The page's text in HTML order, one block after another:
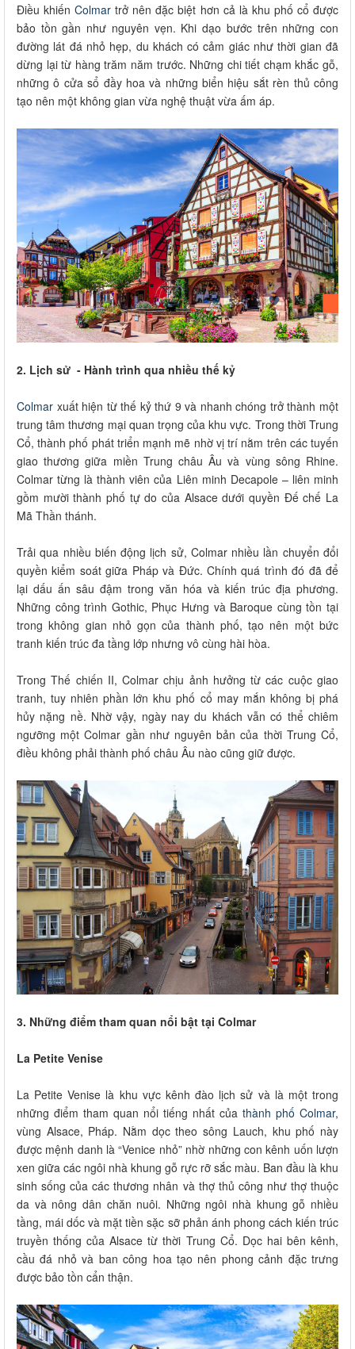
Điều khiếnColmar trở nên đặc biệt hơn cả là khu phố cổ được
bảo tồn gần như nguyên vẹn. Khi dạo bước trên những con
đường lát đá nhỏ hẹp, du khách có cảm giác như thời gian đã
dừng lại từ hàng trăm năm trước. Những chi tiết chạm khắc gỗ,
những ô cửa sổ đầy hoa và những biển hiệu sắt rèn thủ công
tạo nên một không gian vừa nghệ thuật vừa ấm áp.
2. Lịch sử - Hành trình qua nhiều thế kỷ
Colmar xuất hiện từ thế kỷ thứ 9 và nhanh chóng trở thành một
trung tâm thương mại quan trọng của khu vực. Trong thời Trung
Cổ, thành phố phát triển mạnh mẽ nhờ vị trí nằm trên các tuyến
giao thương giữa miền Trung châu Âu và vùng sông Rhine.
Colmar từng là thành viên của Liên minh Decapole – liên minh
gồm mười thành phố tự do của Alsace dưới quyền Đế chế La
Mã Thần thánh.
Trải qua nhiều biến động lịch sử, Colmar nhiều lần chuyển đổi
quyền kiểm soát giữa Pháp và Đức. Chính quá trình đó đã để
lại dấu ấn sâu đậm trong văn hóa và kiến trúc địa phương.
Những công trình Gothic, Phục Hưng và Baroque cùng tồn tại
trong không gian nhỏ gọn của thành phố, tạo nên một bức
tranh kiến trúc đa tầng lớp nhưng vô cùng hài hòa.
Trong Thế chiến II, Colmar chịu ảnh hưởng từ các cuộc giao
tranh, tuy nhiên phần lớn khu phố cổ may mắn không bị phá
hủy nặng nề. Nhờ vậy, ngày nay du khách vẫn có thể chiêm
ngưỡng một Colmar gần như nguyên bản của thời Trung Cổ,
điều không phải thành phố châu Âu nào cũng giữ được.
3. Những điểm tham quan nổi bật tại Colmar
La Petite Venise
La Petite Venise là khu vực kênh đào lịch sử và là một trong
những điểm tham quan nổi tiếng nhất của thành phố Colmar,
vùng Alsace, Pháp. Nằm dọc theo sông Lauch, khu phố này
được mệnh danh là “Venice nhỏ” nhờ những con kênh uốn lượn
xen giữa các ngôi nhà khung gỗ rực rỡ sắc màu. Ban đầu là khu
sinh sống của các thương nhân và thợ thủ công như thợ thuộc
da và nông dân chăn nuôi. Những ngôi nhà khung gỗ nhiều
tầng, mái dốc và mặt tiền sặc sỡ phản ánh phong cách kiến trúc
truyền thống của Alsace từ thời Trung Cổ. Dọc hai bên kênh,
cầu đá nhỏ và ban công hoa tạo nên phong cảnh đặc trưng
được bảo tồn cẩn thận.